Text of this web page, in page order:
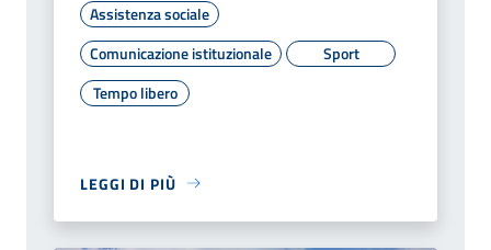
Assistenza sociale
Comunicazione istituzionale
Sport
Tempo libero
LEGGI DI PIÙ